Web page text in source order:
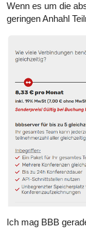
Wenn es um die
geringen Anhahl
Ich mag BBB